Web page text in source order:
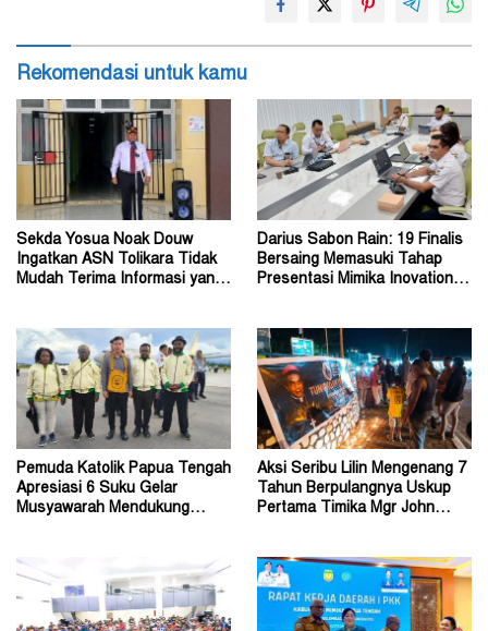
Rekomendasi untuk kamu
Sekda Yosua Noak Douw
Ingatkan ASN Tolikara Tidak
Mudah Terima Informasi yang
Darius Sabon Rain: 19 Finalis
Bersaing Memasuki Tahap
Presentasi Mimika Inovation
Pemuda Katolik Papua Tengah
Apresiasi 6 Suku Gelar
Musyawarah Mendukung
Aksi Seribu Lilin Mengenang 7
Tahun Berpulangnya Uskup
Pertama Timika Mgr John